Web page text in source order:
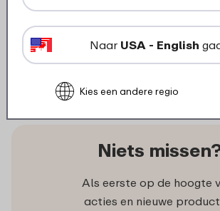
Wat klanten
Klanten waarderen ons
Niets
Als eerste op de hoogte
acties en nieuwe
Naar USA - English